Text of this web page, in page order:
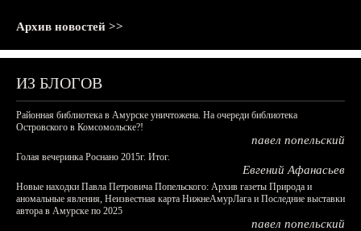
Архив новостей >>
ИЗ БЛОГОВ
Районная библиотека в Амурске уничтожена. На очереди библиотека
Островского в Комсомольске?!
павел попельский
Голая вечеринка Роснано 2015г. Итог.
Евгений Афанасьев
Новые находки Павла Петровича Попельского: Архив газеты Природа и
аномальные явления, Неизвестная карта НижнеАмурЛага и Последние выставки
автора в Амурске по 2025
павел попельский